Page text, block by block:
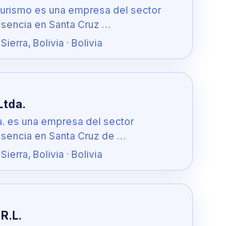
es una empresa del sector
en Santa Cruz …
Bolivia · Bolivia
es una empresa del sector
en Santa Cruz de …
Bolivia · Bolivia